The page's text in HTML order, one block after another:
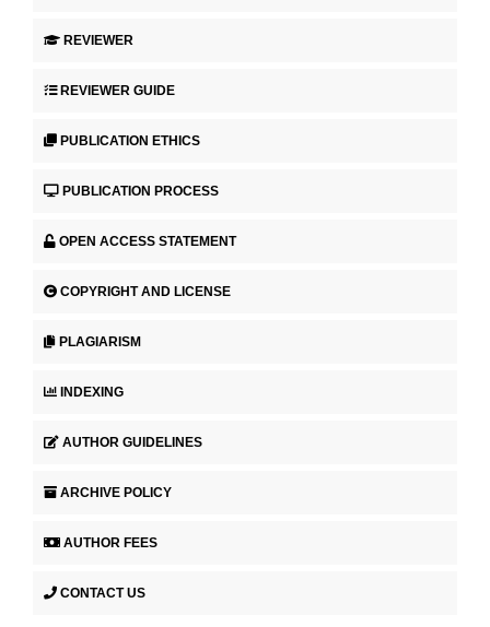
REVIEWER
REVIEWER GUIDE
PUBLICATION ETHICS
PUBLICATION PROCESS
OPEN ACCESS STATEMENT
COPYRIGHT AND LICENSE
PLAGIARISM
INDEXING
AUTHOR GUIDELINES
ARCHIVE POLICY
AUTHOR FEES
CONTACT US